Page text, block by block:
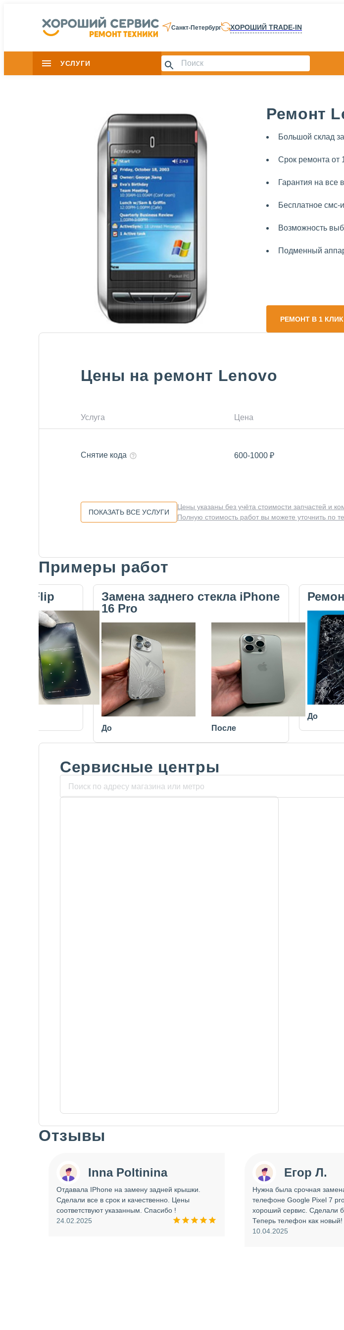
Санкт-Петербург ХОРОШИЙ TRADE-IN
УСЛУГИ
Ремонт
Большой склад
Срок ремонта от
Гарантия на все
Бесплатное
Возможность
Подменный
РЕМОНТ В 1 КЛИК
Цены на ремонт Lenovo
Услуга Цена
Снятие кода 600-1000₽
ПОКАЗАТЬ ВСЕ УСЛУГИ
Цены указаны без учёта стоимости запчастей и
Полную стоимость работ вы можете уточнить по
Примеры работ
Flip
Замена заднего стекла iPhone
16 Pro
До После
До
Сервисные центры
Отзывы
Inna Poltinina
Отдавала IPhone на замену задней крышки.
Сделали все в срок и качественно. Цены
соответствуют указанным. Спасибо !
24.02.2025
Егор Л.
Нужна была срочная
телефоне Google Pixel 7
хороший сервис. Сделали
Теперь телефон как новый!
10.04.2025